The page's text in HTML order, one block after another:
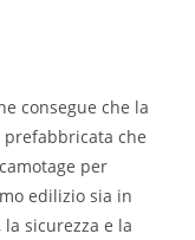
consegue che la
che
per
edilizio sia in
sicurezza e la